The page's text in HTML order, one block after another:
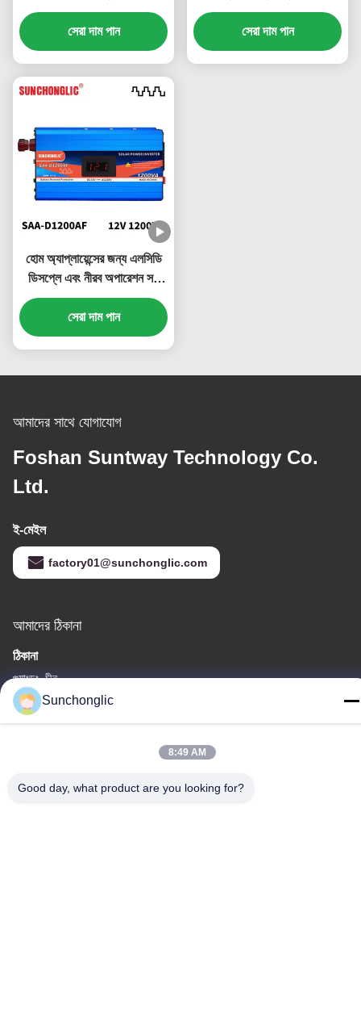
বন্ধুত্বপূর্ণ অফ গ্রিড সৌর ইনভার্টার
সেরা দাম পান
ফিউজ সহ 3000W ডিসপ্লে
পরিবর্তিত সাইন ওয়েভ ইনভার্টার
সেরা দাম পান
হোম অ্যাপ্লায়েন্সের জন্য এলসিডি
ডিসপ্লে এবং নীরব অপারেশন সহ
1200W সৌর শক্তি ইনভার্টার
সেরা দাম পান
আমাদের সাথে যোগাযোগ
Foshan Suntway Technology Co.
Ltd.
ই-মেইল
factory01@sunchonglic.com
আমাদের ঠিকানা
ঠিকানা
গুয়াংডং, চীন
টেলিফোন
Sunchonglic
8:49 AM
Good day, what product are you looking for?